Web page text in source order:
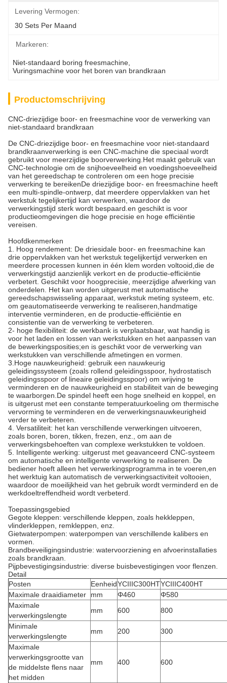
Levering Vermogen:
30 Sets Per Maand
Markeren:
Niet-standaard boring freesmachine
Vuringsmachine voor het boren van brandkraan
Productomschrijving
CNC-driezijdige boor- en freesmachine voor de verwerking van
niet-standaard brandkraan
De CNC-driezijdige boor- en freesmachine voor niet-standaard
brandkraanverwerking is een CNC-machine die speciaal wordt
gebruikt voor meerzijdige boorverwerking.Het maakt gebruik van
CNC-technologie om de snijhoeveelheid en voedingshoeveelheid
van het gereedschap te controleren om een hoge precisie
verwerking te bereikenDe driezijdige boor- en freesmachine heeft
een multi-spindle-ontwerp, dat meerdere oppervlakken van het
werkstuk tegelijkertijd kan verwerken, waardoor de
verwerkingstijd sterk wordt bespaard.en geschikt is voor
productieomgevingen die hoge precisie en hoge efficiëntie
vereisen.
Hoofdkenmerken
1. Hoog rendement: De driesidale boor- en freesmachine kan
drie oppervlakken van het werkstuk tegelijkertijd verwerken en
meerdere processen kunnen in één klem worden voltooid,die de
verwerkingstijd aanzienlijk verkort en de productie-efficiëntie
verbetert. Geschikt voor hoogprecisie, meerzijdige afwerking van
onderdelen. Het kan worden uitgerust met automatische
gereedschapswisseling apparaat, werkstuk meting systeem, etc.
om geautomatiseerde verwerking te realiseren,handmatige
interventie verminderen, en de productie-efficiëntie en
consistentie van de verwerking te verbeteren.
2- hoge flexibiliteit: de werkbank is verplaatsbaar, wat handig is
voor het laden en lossen van werkstukken en het aanpassen van
de bewerkingsposities;en is geschikt voor de verwerking van
werkstukken van verschillende afmetingen en vormen.
3.Hoge nauwkeurigheid: gebruik een nauwkeurig
geleidingssysteem (zoals rollend geleidingsspoor, hydrostatisch
geleidingsspoor of lineaire geleidingsspoor) om wrijving te
verminderen en de nauwkeurigheid en stabiliteit van de beweging
te waarborgen.De spindel heeft een hoge snelheid en koppel, en
is uitgerust met een constante temperatuurkoeling om thermische
vervorming te verminderen en de verwerkingsnauwkeurigheid
verder te verbeteren.
4. Versatiliteit: het kan verschillende verwerkingen uitvoeren,
zoals boren, boren, tikken, frezen, enz., om aan de
verwerkingsbehoeften van complexe werkstukken te voldoen.
5. Intelligente werking: uitgerust met geavanceerd CNC-systeem
om automatische en intelligente verwerking te realiseren. De
bediener hoeft alleen het verwerkingsprogramma in te voeren,en
het werktuig kan automatisch de verwerkingsactiviteit voltooien,
waardoor de moeilijkheid van het gebruik wordt verminderd en de
werkdoeltreffendheid wordt verbeterd.
Toepassingsgebied
Gegote kleppen: verschillende kleppen, zoals hekkleppen,
vlinderkleppen, remkleppen, enz.
Gietwaterpompen: waterpompen van verschillende kalibers en
vormen.
Brandbeveiligingsindustrie: watervoorziening en afvoerinstallaties
zoals brandkraan.
Pijpbevestigingsindustrie: diverse buisbevestigingen voor flenzen.
Detail
Posten
EenheidYCIIIC300HTYCIIIC400HT
Maximale draaidiameter
mm Φ460
Φ580
Maximale
verwerkingslengte
mm 600
800
Minimale
verwerkingslengte
mm 200
300
Maximale
verwerkingsgrootte van
de middelste flens naar
het midden
mm 400 600